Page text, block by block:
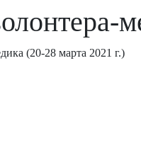
(20-28 марта 2021 г.)